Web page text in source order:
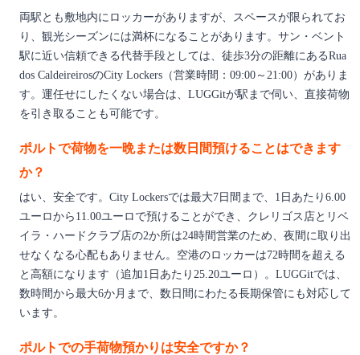
両駅とも敷地内にロッカーがありますが、スペースが限られてお
り、観光シーズンには満杯になることがあります。サン・ベント
駅に近い信頼できる代替手段としては、徒歩3分の距離にあるRua
dos CaldeireirosのCity Lockers（営業時間：09:00～21:00）がありま
す。運任せにしたくない場合は、LUGGitが駅まで伺い、直接荷物
を引き取ることも可能です。
ポルトで荷物を一晩または数日間預けることはできます
か？
はい、安全です。City Lockersでは最大7日間まで、1日あたり6.00
ユーロから11.00ユーロで預けることができ、クレリゴス店とリベ
イラ・ハードクラブ店の2か所は24時間営業のため、夜間に取り出
せなくなる心配もありません。空港のロッカーは72時間を超える
と高額になります（追加1日あたり25.20ユーロ）。LUGGitでは、
数時間から最大6か月まで、数日間にわたる長期保管にも対応して
います。
ポルトでの手荷物預かりは安全ですか？